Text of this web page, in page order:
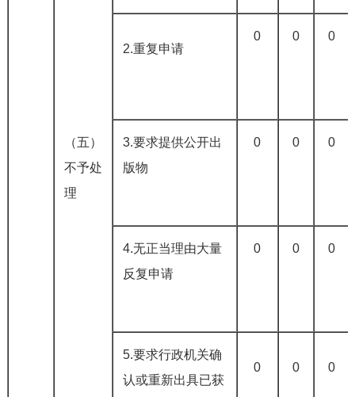
（五）
不予处
理
2.重复申请
0 0 0
3.要求提供公开出
版物
0 0 0
4.无正当理由大量
反复申请
0 0 0
5.要求行政机关确
认或重新出具已获
0 0 0